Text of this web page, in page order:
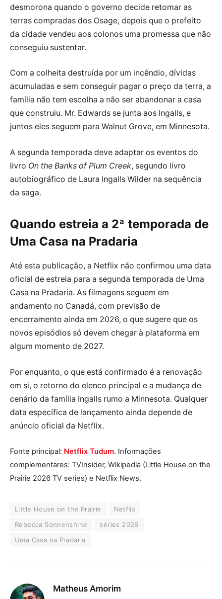
desmorona quando o governo decide retomar as
terras compradas dos Osage, depois que o prefeito
da cidade vendeu aos colonos uma promessa que não
conseguiu sustentar.
Com a colheita destruída por um incêndio, dívidas
acumuladas e sem conseguir pagar o preço da terra, a
família não tem escolha a não ser abandonar a casa
que construiu. Mr. Edwards se junta aos Ingalls, e
juntos eles seguem para Walnut Grove, em Minnesota.
A segunda temporada deve adaptar os eventos do
livro On the Banks of Plum Creek, segundo livro
autobiográfico de Laura Ingalls Wilder na sequência
da saga.
Quando estreia a 2ª temporada de
Uma Casa na Pradaria
Até esta publicação, a Netflix não confirmou uma data
oficial de estreia para a segunda temporada de Uma
Casa na Pradaria. As filmagens seguem em
andamento no Canadá, com previsão de
encerramento ainda em 2026, o que sugere que os
novos episódios só devem chegar à plataforma em
algum momento de 2027.
Por enquanto, o que está confirmado é a renovação
em si, o retorno do elenco principal e a mudança de
cenário da família Ingalls rumo a Minnesota. Qualquer
data específica de lançamento ainda depende de
anúncio oficial da Netflix.
Fonte principal: Netflix Tudum. Informações
complementares: TVInsider, Wikipedia (Little House on the
Prairie 2026 TV series) e Netflix News.
Little House on the Prairie
Netflix
Rebecca Sonnenshine
séries 2026
Uma Casa na Pradaria
Matheus Amorim